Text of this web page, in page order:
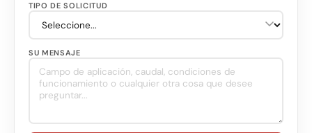
TIPO DE SOLICITUD
SU MENSAJE